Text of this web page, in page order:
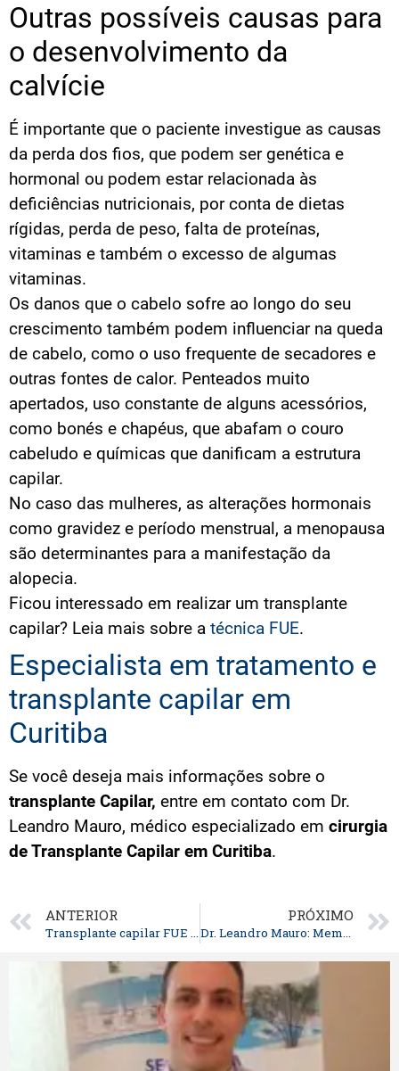
Outras possíveis causas para
o desenvolvimento da
calvície
É importante que o paciente investigue as causas
da perda dos fios, que podem ser genética e
hormonal ou podem estar relacionada às
deficiências nutricionais, por conta de dietas
rígidas, perda de peso, falta de proteínas,
vitaminas e também o excesso de algumas
vitaminas.
Os danos que o cabelo sofre ao longo do seu
crescimento também podem influenciar na queda
de cabelo, como o uso frequente de secadores e
outras fontes de calor. Penteados muito
apertados, uso constante de alguns acessórios,
como bonés e chapéus, que abafam o couro
cabeludo e químicas que danificam a estrutura
capilar.
No caso das mulheres, as alterações hormonais
como gravidez e período menstrual, a menopausa
são determinantes para a manifestação da
alopecia.
Ficou interessado em realizar um transplante
capilar? Leia mais sobre a técnica FUE.
Especialista em tratamento e
transplante capilar em
Curitiba
Se você deseja mais informações sobre o
transplante Capilar, entre em contato com Dr.
Leandro Mauro, médico especializado em cirurgia
de Transplante Capilar em Curitiba.
ANTERIOR
Transplante capilar FUE em Curitiba: Aumento da testa devido a calvície
PRÓXIMO
Dr. Leandro Mauro: Membro da Sociedade Internacional de Cirurgia de Restauração Capilar (ISHRS)